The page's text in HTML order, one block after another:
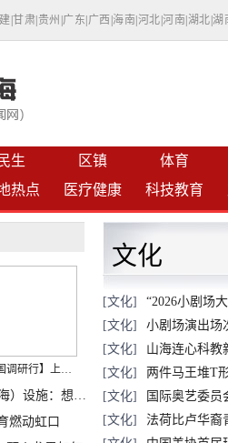
|甘肃 贵州 广东 广西 海南 河北 |河南 湖北 |湖
民生 区镇 体育
热点 医疗健康 科技教育
【活力中国调研行】上海机器人研究院以技术标准撬动长三角智造协同
探访国家蛋白质科学研究（上海）设施：想要什么蛋白 AI直接设计合成
燃动虹口
文化
[文化] “2026小剧场
[文化]
小剧场演出场
[文化]
山海连心科教
[文化]
两件马王堆T
[文化]
国际奥艺委
[文化]
法荷比卢华裔